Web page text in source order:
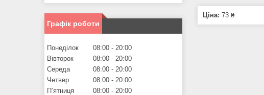
Ціна: 73 ₴
Графік роботи
Понеділок 08:00
20:00
Вівторок
08:00
20:00
Середа
08:00
20:00
Четвер
08:00
20:00
Пʼятниця
08:00
20:00